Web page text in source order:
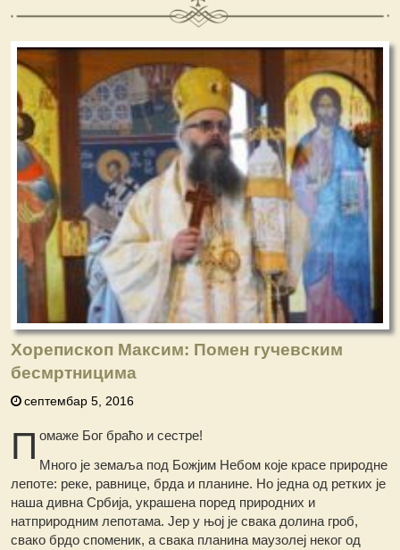
Хорепископ Максим: Помен гучевским
бесмртницима
септембар 5, 2016
П омаже Бог браћо и сестре!
Много је земаља под Божјим Небом које красе природне
лепоте: реке, равнице, брда и планине. Но једна од ретких је
наша дивна Србија, украшена поред природних и
натприродним лепотама. Јер у њој је свака долина гроб,
свако брдо споменик, а свака планина маузолеј неког од